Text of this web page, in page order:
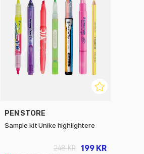
PEN STORE
Sample kit Unike highlightere
199 KR
248 KR